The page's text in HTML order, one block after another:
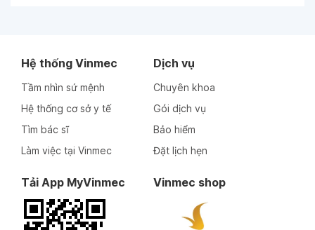
Ngày 11-11-2023
Ngày 17-08-2023
Hệ thống Vinmec
Tầm nhìn sứ mệnh
Hệ thống cơ sở y tế
Tìm bác sĩ
Làm việc tại Vinmec
Dịch vụ
Chuyên khoa
Gói dịch vụ
Bảo hiểm
Đặt lịch hẹn
Tải App MyVinmec Vinmec shop